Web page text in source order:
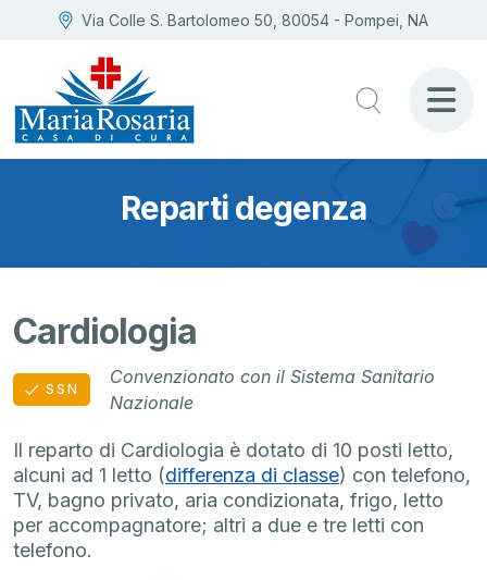
Via Colle S. Bartolomeo 50, 80054 - Pompei, NA
Reparti degenza
Cardiologia
SSN
Convenzionato con il Sistema Sanitario
Nazionale
Il reparto di Cardiologia è dotato di 10 posti letto,
alcuni ad 1 letto (differenza di classe) con telefono,
TV, bagno privato, aria condizionata, frigo, letto
per accompagnatore; altri a due e tre letti con
telefono.